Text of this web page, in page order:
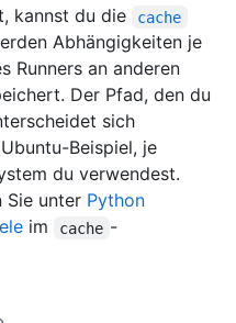
kannst du die
cache
Abhängigkeiten je
Runners an anderen
Der Pfad, den du
sich
Beispiel, je
du verwendest.
Sie unter Python
im cache -